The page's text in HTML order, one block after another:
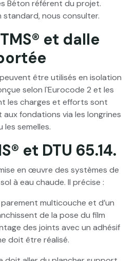
Béton référent du projet.
standard, nous consulter.
et dalle
être utilisés en isolation
selon l`Eurocode 2 et les
les charges et efforts sont
aux fondations via les longrines
les semelles.
et DTU 65.14.
en œuvre des systèmes de
à eau chaude. Il précise :
multicouche et d’un
de la pose du film
des joints avec un adhésif
doit être réalisé.